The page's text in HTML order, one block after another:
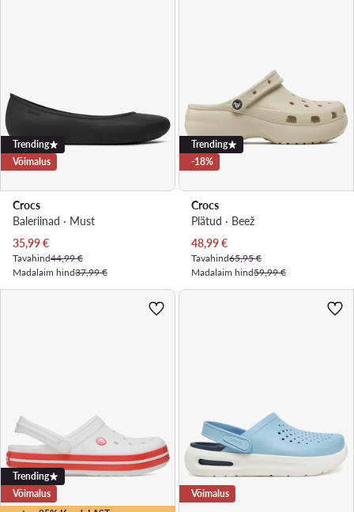
Trending
Võimalus
Crocs
Baleriinad · Must
Praegune hind
35,99€
Tavahind44,99 €
Madalaim hind37,99 €
Trending
-18%
Crocs
Plätud · Beež
Praegune hind
48,99€
Tavahind65,95 €
Madalaim hind59,99 €
Trending
Võimalus
Võimalus